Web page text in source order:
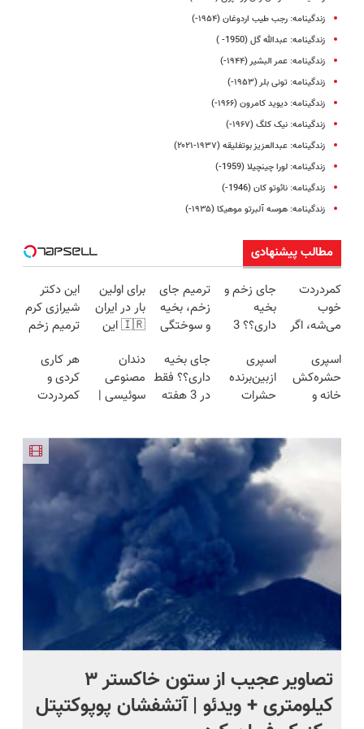
زندگینامه: رجب طیب اردوغان (۱۹۵۴-)
زندگینامه: عبدالله گل (1950- )
زندگینامه: عمر البشیر (۱۹۴۴-)
زندگینامه: تونی بلر (۱۹۵۳-)
زندگینامه: دیوید کامرون (۱۹۶۶-)
زندگینامه: نیک کلگ (۱۹۶۷-)
زندگینامه: عبدالعزیز بوتفلیقه (۱۹۳۷-۲۰۲۱)
زندگینامه: لورا چینچیلا (1959-)
زندگینامه: نائوتو کان (1946-)
زندگینامه: هوسه آلبرتو موهیکا (۱۹۳۵-)
مطالب پیشنهادی
کمردردت
خوب
می‌شه، اگر
پرسشنامه
رو پر کنی!!
جای زخم و
بخیه
داری؟؟ 3
محوش کن!
ترمیم جای
زخم، بخیه
و سوختگی
هفته!!😍
برای اولین
بار در ایران
🇮🇷 این
ترمیم کننده
23 روزه
ساخت!
این دکتر
شیرازی کرم
ترمیم زخم
ساخت!!!
اسپری
حشره‌کش
خانه و
خانگی و
اسپری
ازبین‌برنده
حشرات
پیشرفته،
مقابله با
انواع ساس
جای بخیه
داری؟؟ فقط
در 3 هفته
دندان
مصنوعی
سوئیسی |
طبیعی!
ویزیت
رایگان+پرداخت
هر کاری
کردی و
کمردردت
پرسشنامه و
دریافت راه
حل
تصاویر عجیب از ستون خاکستر ۳
کیلومتری + ویدئو | آتشفشان پوپوکتپتل